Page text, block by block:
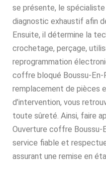
se présente, le spécialiste
diagnostic exhaustif afin
Ensuite, il détermine la
crochetage, perçage,
reprogrammation
coffre bloqué Boussu-En-
remplacement de pièces
d’intervention, vous
toute sûreté. Ainsi, faire
Ouverture coffre Boussu-
service fiable et
assurant une remise en